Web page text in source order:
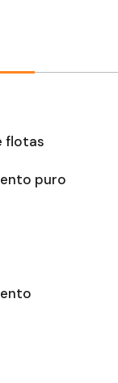
flotas
puro